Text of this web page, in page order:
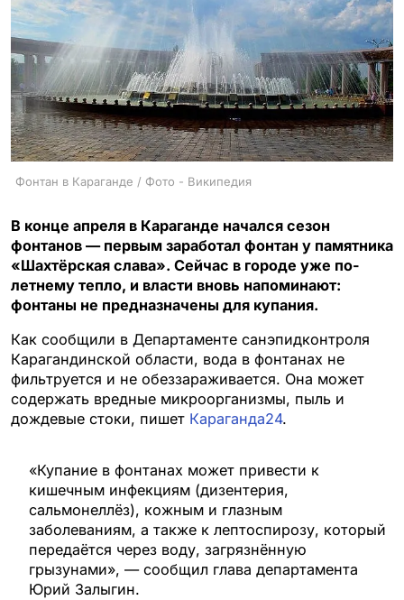
Фонтан в Караганде / Фото - Википедия
В конце апреля в Караганде начался сезон
фонтанов — первым заработал фонтан у памятника
«Шахтёрская слава». Сейчас в городе уже по-
летнему тепло, и власти вновь напоминают:
фонтаны не предназначены для купания.
Как сообщили в Департаменте санэпидконтроля
Карагандинской области, вода в фонтанах не
фильтруется и не обеззараживается. Она может
содержать вредные микроорганизмы, пыль и
дождевые стоки, пишет Караганда24.
«Купание в фонтанах может привести к
кишечным инфекциям (дизентерия,
сальмонеллёз), кожным и глазным
заболеваниям, а также к лептоспирозу, который
передаётся через воду, загрязнённую
грызунами», — сообщил глава департамента
Юрий Залыгин.